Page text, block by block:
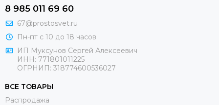
8 985 011 69 60
67@prostosvet.ru
Пн-пт с 10 до 18 часов
ИП Муксунов Сергей Алексеевич
ИНН: 771801011225
ОГРНИП: 318774600536027
ВСЕ ТОВАРЫ
Распродажа